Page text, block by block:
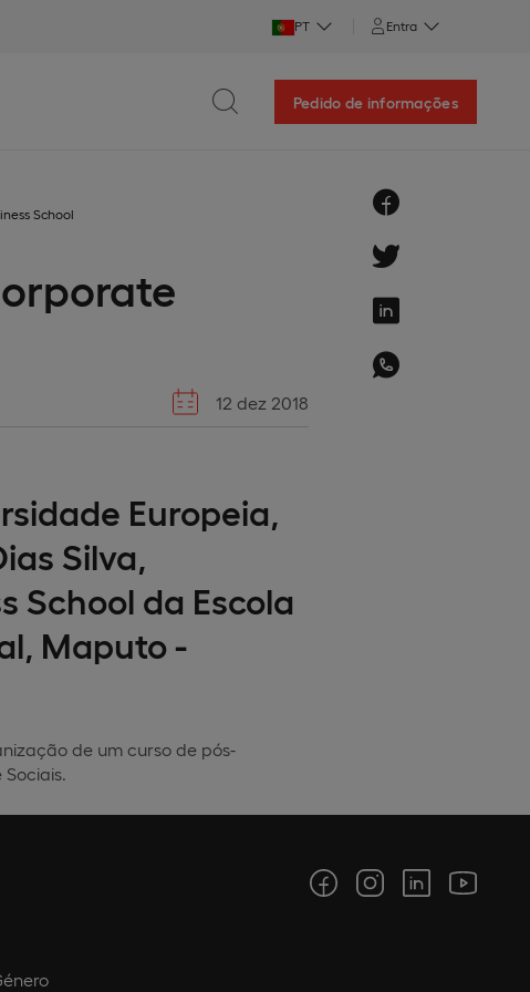
PT Entra
Pedido de informações
School
12 dez 2018
Europeia,
Silva,
School da Escola
Maputo -
de um curso de pós-